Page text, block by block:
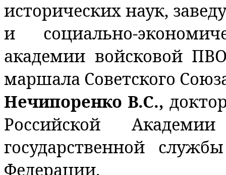
исторических наук,
и социально-
академии войсковой
маршала Советского
Нечипоренко В.С.,
Российской
государственной
Федерации.